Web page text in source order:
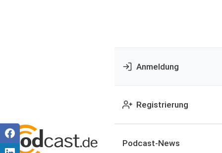
Anmeldung
Registrierung
Podcast-News